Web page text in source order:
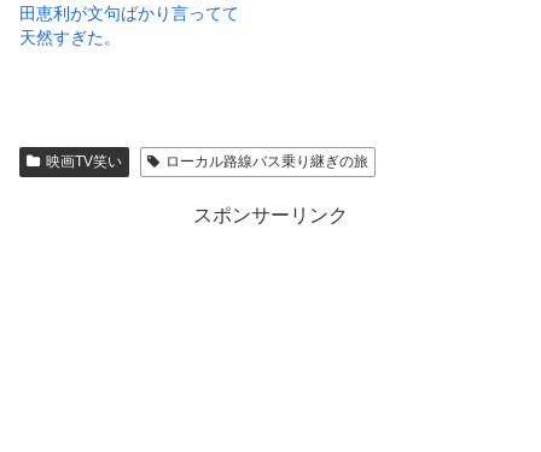
田恵利が文句ばかり言ってて
天然すぎた。
映画TV笑い ローカル路線バス乗り継ぎの旅
スポンサーリンク